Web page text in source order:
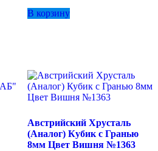
В корзину
Австрийский Хрусталь
(Аналог) Кубик с Гранью
8мм Цвет Вишня №1363